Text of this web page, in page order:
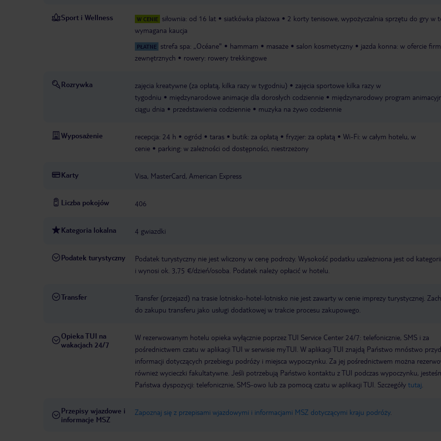
Sport i Wellness W CENIE siłownia: od 16 lat siatkówka plażowa
2 korty tenisowe, wypożyczalnia sprzętu do gry w
wymagana kaucja
PŁATNE strefa spa: „Océane" hammam masaże salon kosmetyczny
jazda konna: w ofercie firm
zewnętrznych
rowery: rowery trekkingowe
Rozrywka zajęcia kreatywne (za opłatą, kilka razy w tygodniu)
zajęcia sportowe kilka razy w
tygodniu
międzynarodowe animacje dla dorosłych codziennie
międzynarodowy program
ciągu dnia
przedstawienia codziennie muzyka na żywo codziennie
Wyposażenie recepcja: 24 h ogród taras butik: za opłatą fryzjer: za opłatą
Wi-Fi: w całym hotelu, w
cenie
parking: w zależności od dostępności, niestrzeżony
Karty Visa, MasterCard, American Express
Liczba pokojów 406
Kategoria lokalna 4 gwiazdki
Podatek turystyczny
Podatek turystyczny nie jest wliczony w cenę podroży. Wysokość podatku uzależniona jest od
i wynosi ok. 3,75 €/dzień/osoba. Podatek należy opłacić w hotelu.
Transfer
Transfer (przejazd) na trasie lotnisko-hotel-lotnisko nie jest zawarty w cenie imprezy turystycznej.
do zakupu transferu jako usługi dodatkowej w trakcie procesu zakupowego.
Opieka TUI na
wakacjach 24/7
W rezerwowanym hotelu opieka wyłącznie poprzez TUI Service Center 24/7: telefonicznie, SMS i za
pośrednictwem czatu w aplikacji TUI w serwisie myTUI. W aplikacji TUI znajdą Państwo mnóstwo
informacji dotyczących przebiegu podróży i miejsca wypoczynku. Za jej pośrednictwem można
również wycieczki fakultatywne. Jeśli potrzebują Państwo kontaktu z TUI podczas wypoczynku,
Państwa dyspozycji: telefonicznie, SMS-owo lub za pomocą czatu w aplikacji TUI. Szczegóły tutaj
Przepisy wjazdowe i
informacje MSZ
Zapoznaj się z przepisami wjazdowymi i informacjami MSZ dotyczącymi kraju podróży.